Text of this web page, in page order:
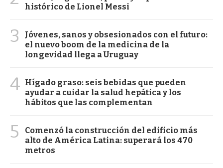
histórico de Lionel Messi
3
Jóvenes, sanos y obsesionados con el futuro:
el nuevo boom de la medicina de la
longevidad llega a Uruguay
4 Hígado graso: seis bebidas que pueden
ayudar a cuidar la salud hepática y los
hábitos que las complementan
5
Comenzó la construcción del edificio más
alto de América Latina: superará los 470
metros